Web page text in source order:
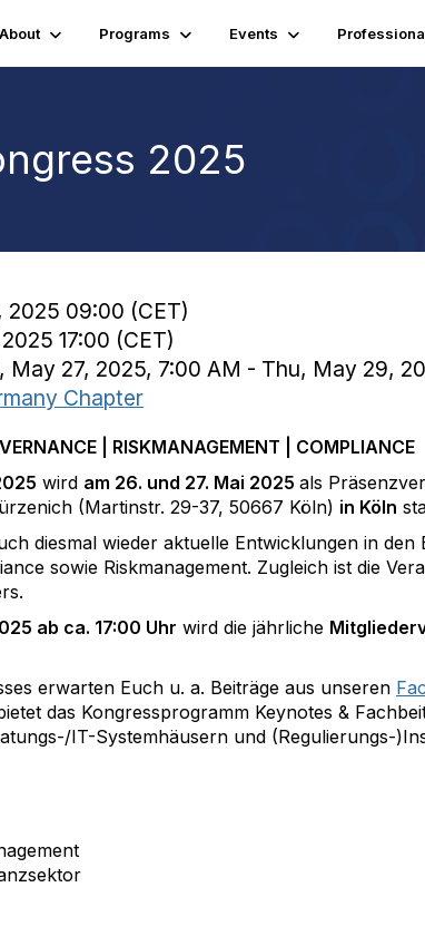
About Programs Events
2025
2025 09:00 (CET)
17:00 (CET)
May 27, 2025, 7:00 AM - Thu, May 29,
Chapter
| RISKMANAGEMENT | COMPLIANCE
wird am 26. und 27. Mai 2025 als
(Martinstr. 29-37, 50667 Köln) in Köln
diesmal wieder aktuelle Entwicklungen in
sowie Riskmanagement. Zugleich ist die
ab ca. 17:00 Uhr wird die jährliche
erwarten Euch u. a. Beiträge aus unseren
das Kongressprogramm Keynotes &
IT-Systemhäusern und (Regulierungs-